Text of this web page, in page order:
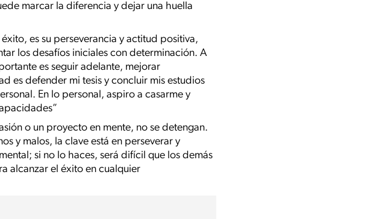
marcar la diferencia y dejar una huella
es su perseverancia y actitud positiva,
los desafíos iniciales con determinación. A
es seguir adelante, mejorar
es defender mi tesis y concluir mis estudios
En lo personal, aspiro a casarme y
o un proyecto en mente, no se detengan.
y malos, la clave está en perseverar y
si no lo haces, será difícil que los demás
alcanzar el éxito en cualquier